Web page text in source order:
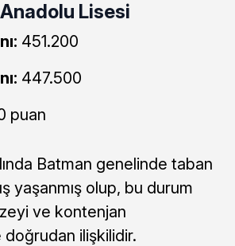
Lisesi
451.200
447.500
puan
Batman genelinde taban
yaşanmış olup, bu durum
ve kontenjan
ilişkilidir.